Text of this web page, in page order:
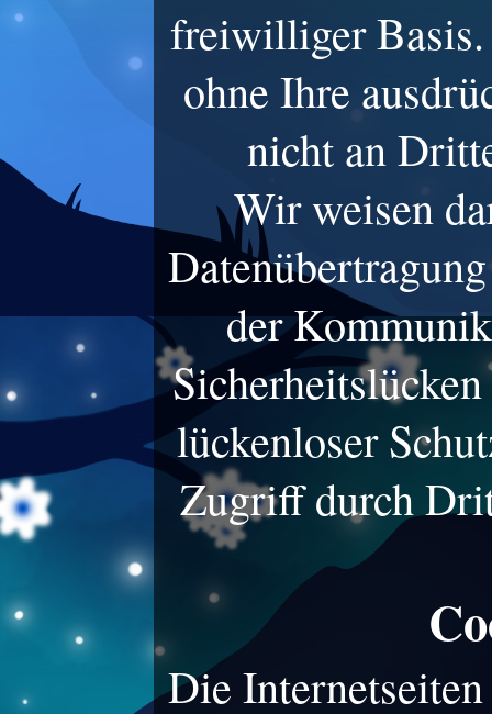
freiwilliger Basis.
ohne Ihre
nicht an
Wir weisen
der
lückenloser
Zugriff durch
Die